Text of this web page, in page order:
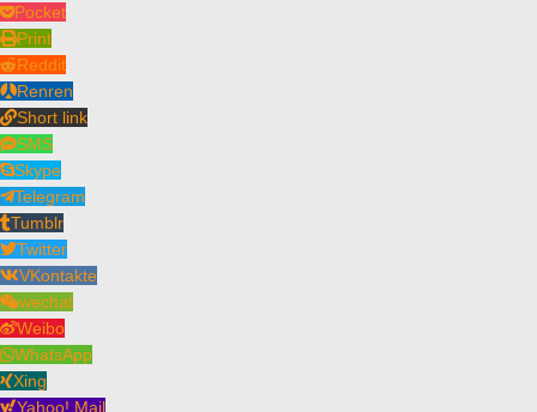
Pocket
Print
Reddit
Renren
Short link
SMS
Skype
Telegram
Tumblr
Twitter
VKontakte
wechat
Weibo
WhatsApp
Xing
Yahoo! Mail